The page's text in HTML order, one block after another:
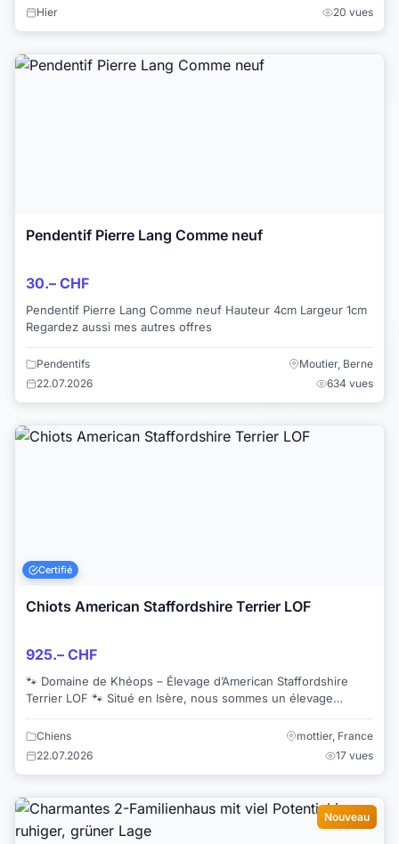
Hier
20 vues
Pendentif Pierre Lang Comme neuf
30.– CHF
Pendentif Pierre Lang Comme neuf Hauteur 4cm Largeur 1cm
Regardez aussi mes autres offres
Pendentifs
Moutier, Berne
22.07.2026
634 vues
Certifié
Chiots American Staffordshire Terrier LOF
925.– CHF
🐾 Domaine de Khéops – Élevage d’American Staffordshire
Terrier LOF 🐾 Situé en Isère, nous sommes un élevage
Chiens
mottier, France
22.07.2026
17 vues
Nouveau